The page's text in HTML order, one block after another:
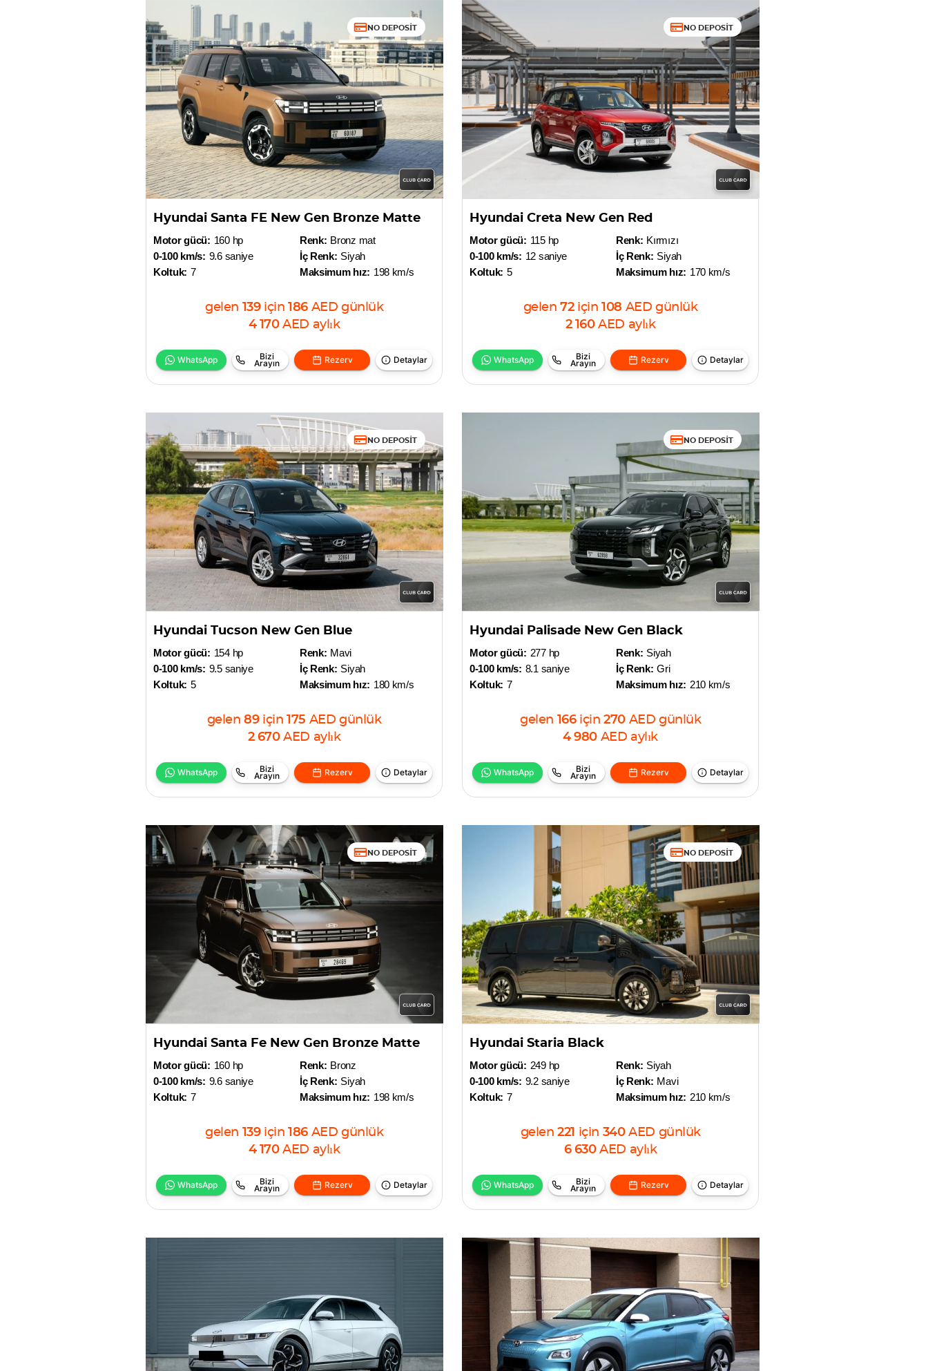
NO DEPOSIT
Hyundai Santa FE New Gen Bronze Matte
Motor gücü: 160 hp
0-100 km/s: 9.6 saniye
Koltuk: 7
Renk: Bronz mat
İç Renk: Siyah
Maksimum hız: 198 km/s
gelen 139 için 186 AED günlük
4 170 AED aylık
WhatsApp Bizi
Arayın Rezerv Detaylar
NO DEPOSIT
Hyundai Creta New Gen Red
Motor gücü: 115 hp
0-100 km/s: 12 saniye
Koltuk: 5
Renk: Kırmızı
İç Renk: Siyah
Maksimum hız: 170 km/s
gelen 72 için 108 AED günlük
2 160 AED aylık
WhatsApp Bizi
Arayın Rezerv Detaylar
NO DEPOSIT
Hyundai Tucson New Gen Blue
Motor gücü: 154 hp
0-100 km/s: 9.5 saniye
Koltuk: 5
Renk: Mavi
İç Renk: Siyah
Maksimum hız: 180 km/s
gelen 89 için 175 AED günlük
2 670 AED aylık
WhatsApp Bizi
Arayın Rezerv Detaylar
NO DEPOSIT
Hyundai Palisade New Gen Black
Motor gücü: 277 hp
0-100 km/s: 8.1 saniye
Koltuk: 7
Renk: Siyah
İç Renk: Gri
Maksimum hız: 210 km/s
gelen 166 için 270 AED günlük
4 980 AED aylık
WhatsApp Bizi
Arayın Rezerv Detaylar
NO DEPOSIT
Hyundai Santa Fe New Gen Bronze Matte
Motor gücü: 160 hp
0-100 km/s: 9.6 saniye
Koltuk: 7
Renk: Bronz
İç Renk: Siyah
Maksimum hız: 198 km/s
gelen 139 için 186 AED günlük
4 170 AED aylık
WhatsApp Bizi
Arayın Rezerv Detaylar
NO DEPOSIT
Hyundai Staria Black
Motor gücü: 249 hp
0-100 km/s: 9.2 saniye
Koltuk: 7
Renk: Siyah
İç Renk: Mavi
Maksimum hız: 210 km/s
gelen 221 için 340 AED günlük
6 630 AED aylık
WhatsApp Bizi
Arayın Rezerv Detaylar